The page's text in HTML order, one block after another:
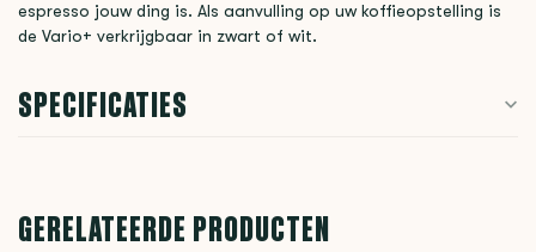
espresso jouw ding is. Als aanvulling op uw koffieopstelling is
de Vario+ verkrijgbaar in zwart of wit.
SPECIFICATIES
GERELATEERDE PRODUCTEN